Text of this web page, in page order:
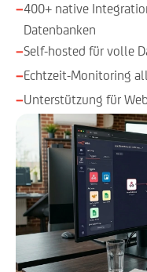
−400+ native
Datenbanken
−Self-hosted für volle
−Echtzeit-Monitoring
−Unterstützung für